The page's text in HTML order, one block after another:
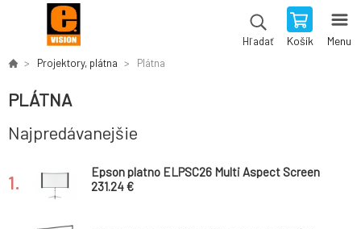
Hľadať Košík Menu
Projektory, plátna Plátna
PLÁTNA
Najpredávanejšie
1.
Epson platno ELPSC26 Multi Aspect Screen
231.24 €